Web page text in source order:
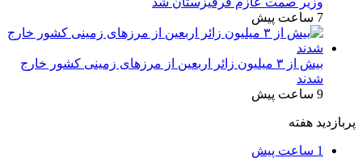
7 ساعت پیش
بیش از ۳ میلیون زائر اربعین از مرزهای زمینی کشور خارج
شدند
9 ساعت پیش
پربازدید هفته
1 ساعت پیش